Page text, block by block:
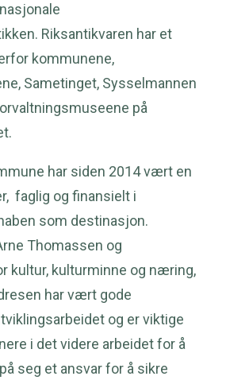
Riksantikvaren har et
kommunene,
Sametinget, Sysselmannen
på
har siden 2014 vært en
faglig og finansielt i
som destinasjon.
Thomassen og
kultur, kulturminne og næring,
har vært gode
og er viktige
i det videre arbeidet for å
seg et ansvar for å sikre